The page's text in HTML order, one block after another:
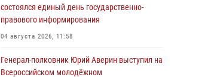
состоялся единый день государственно-
правового информирования
04 августа 2026, 11:58
Генерал-полковник Юрий Аверин выступил на
Всероссийском молодёжном